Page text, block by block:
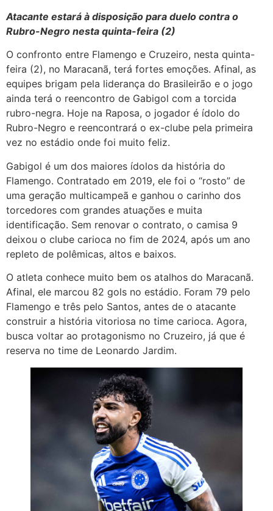
Atacante estará à disposição para duelo contra o
Rubro-Negro nesta quinta-feira (2)
O confronto entre Flamengo e Cruzeiro, nesta quinta-
feira (2), no Maracanã, terá fortes emoções. Afinal, as
equipes brigam pela liderança do Brasileirão e o jogo
ainda terá o reencontro de Gabigol com a torcida
rubro-negra. Hoje na Raposa, o jogador é ídolo do
Rubro-Negro e reencontrará o ex-clube pela primeira
vez no estádio onde foi muito feliz.
Gabigol é um dos maiores ídolos da história do
Flamengo. Contratado em 2019, ele foi o “rosto” de
uma geração multicampeã e ganhou o carinho dos
torcedores com grandes atuações e muita
identificação. Sem renovar o contrato, o camisa 9
deixou o clube carioca no fim de 2024, após um ano
repleto de polêmicas, altos e baixos.
O atleta conhece muito bem os atalhos do Maracanã.
Afinal, ele marcou 82 gols no estádio. Foram 79 pelo
Flamengo e três pelo Santos, antes de o atacante
construir a história vitoriosa no time carioca. Agora,
busca voltar ao protagonismo no Cruzeiro, já que é
reserva no time de Leonardo Jardim.